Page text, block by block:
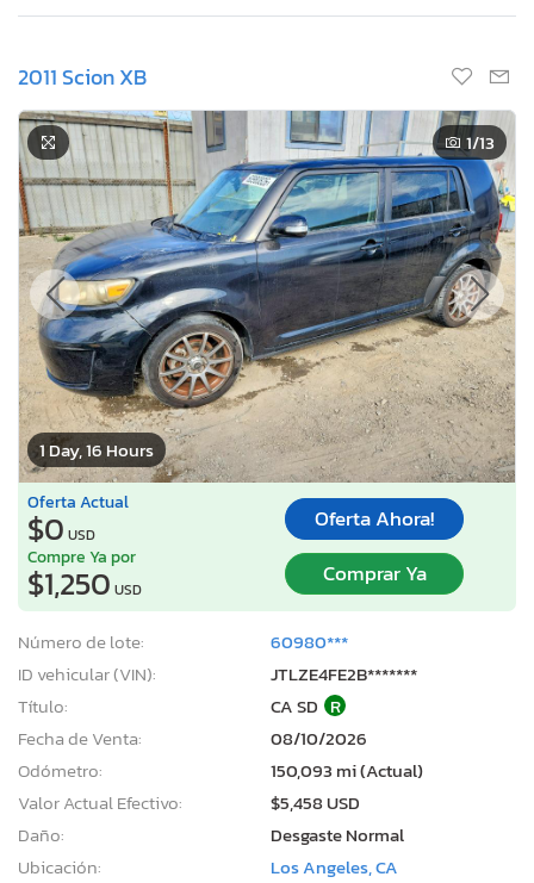
2011 Scion XB
1 Day, 16 Hours
1/13
Oferta Actual
$0 USD
Oferta Ahora!
Compre Ya por
$1,250 USD
Comprar Ya
Número de lote:
60980***
ID vehicular (VIN):
JTLZE4FE2B*******
Título:
CA SD R
Fecha de Venta:
08/10/2026
Odómetro:
150,093 mi (Actual)
Valor Actual Efectivo:
$5,458 USD
Daño:
Desgaste Normal
Ubicación:
Los Angeles, CA